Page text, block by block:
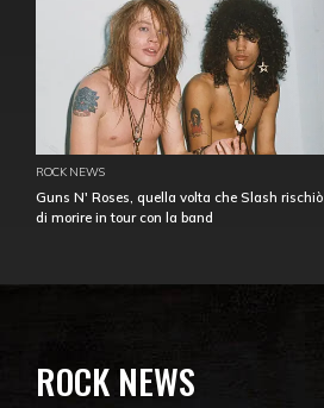
ROCK NEWS
Guns N' Roses, quella volta che Slash rischiò
di morire in tour con la band
ROCK NEWS